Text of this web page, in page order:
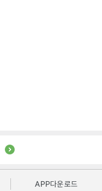
APP다운로드